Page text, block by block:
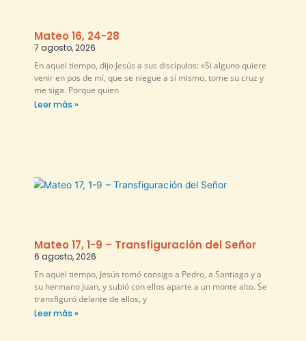
Mateo 16, 24-28
7 agosto, 2026
En aquel tiempo, dijo Jesús a sus discípulos: «Si alguno quiere
venir en pos de mí, que se niegue a sí mismo, tome su cruz y
me siga. Porque quien
Leer más »
Mateo 17, 1-9 – Transfiguración del Señor
6 agosto, 2026
En aquel tiempo, Jesús tomó consigo a Pedro, a Santiago y a
su hermano Juan, y subió con ellos aparte a un monte alto. Se
transfiguró delante de ellos, y
Leer más »